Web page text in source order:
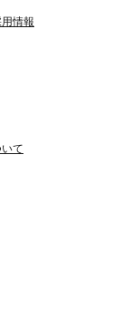
情報
て